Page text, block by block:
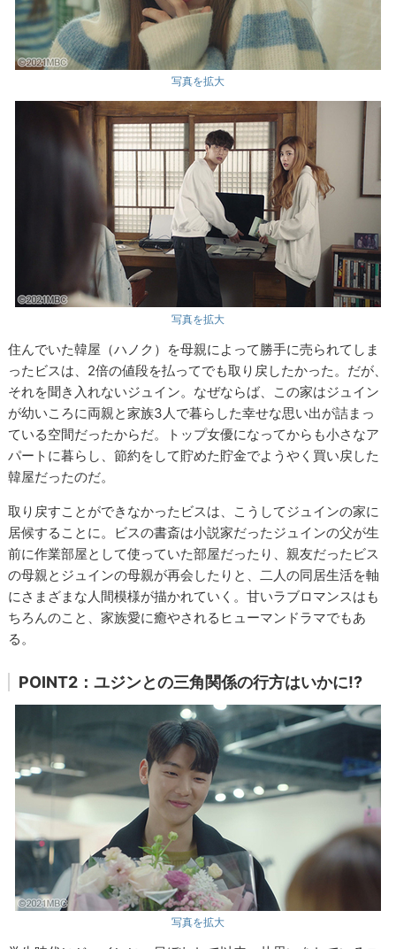
写真を拡大
写真を拡大
住んでいた韓屋（ハノク）を母親によって勝手に売られてしま
ったビスは、2倍の値段を払ってでも取り戻したかった。だが、
それを聞き入れないジュイン。なぜならば、この家はジュイン
が幼いころに両親と家族3人で暮らした幸せな思い出が詰まっ
ている空間だったからだ。トップ女優になってからも小さなア
パートに暮らし、節約をして貯めた貯金でようやく買い戻した
韓屋だったのだ。
取り戻すことができなかったビスは、こうしてジュインの家に
居候することに。ビスの書斎は小説家だったジュインの父が生
前に作業部屋として使っていた部屋だったり、親友だったビス
の母親とジュインの母親が再会したりと、二人の同居生活を軸
にさまざまな人間模様が描かれていく。甘いラブロマンスはも
ちろんのこと、家族愛に癒やされるヒューマンドラマでもあ
る。
POINT2：ユジンとの三角関係の行方はいかに!?
写真を拡大